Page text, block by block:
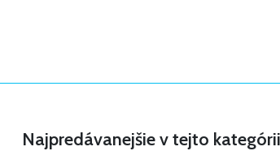
Najpredávanejšie v tejto kategórii